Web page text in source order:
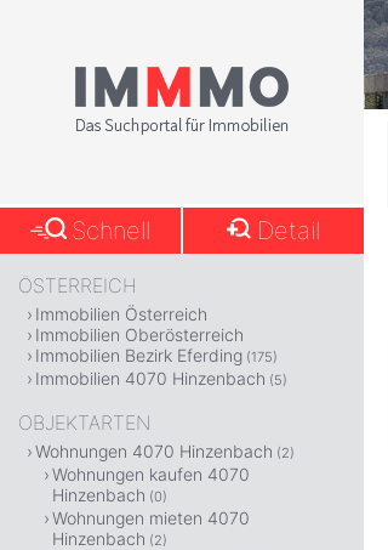
Schnell Detail
ÖSTERREICH
Immobilien Österreich
Immobilien Oberösterreich
Immobilien Bezirk Eferding (175)
Immobilien 4070 Hinzenbach (5)
OBJEKTARTEN
Wohnungen 4070 Hinzenbach (2)
Wohnungen kaufen 4070
Hinzenbach (0)
Wohnungen mieten 4070
Hinzenbach (2)